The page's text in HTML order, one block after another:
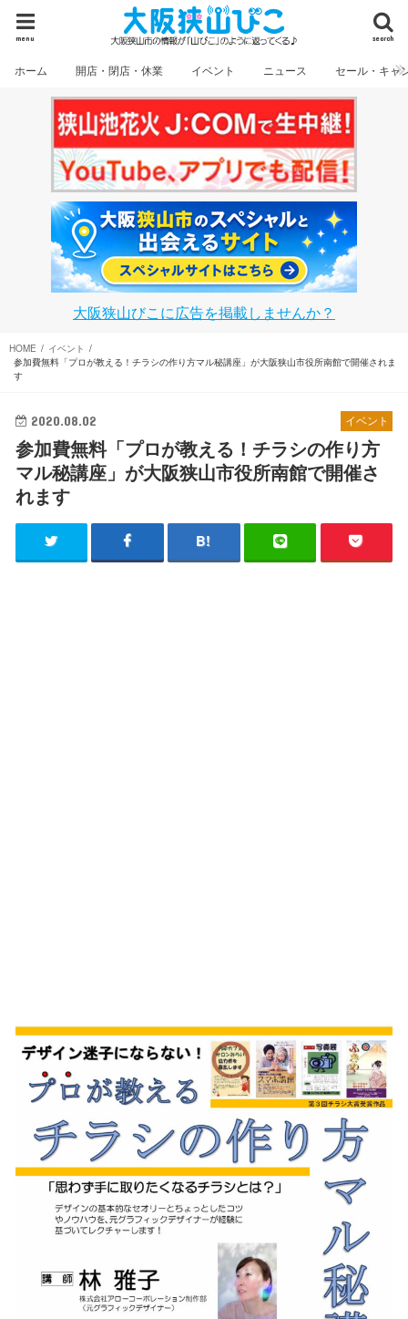
search
menu
ホーム 開店・閉店・休業 イベント ニュース セール・キャ
大阪狭山びこに広告を掲載しませんか？
HOME
イベント
参加費無料「プロが教える！チラシの作り方マル秘講座」が大阪狭山市役所南館で開催されま
す
イベント
2020.08.02
参加費無料「プロが教える！チラシの作り方
マル秘講座」が大阪狭山市役所南館で開催さ
れます